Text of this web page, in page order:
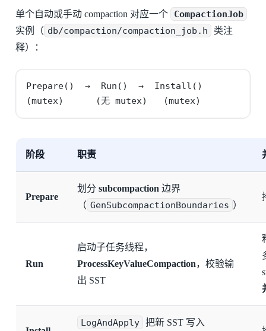
单个自动或手动 compaction 对应一个 CompactionJob
实例（ db/compaction/compaction_job.h
类注
释）：
Prepare()  →  Run()  →  Install()
(mutex)      (无 mutex)   (mutex)
阶段 职责
Prepare
划分 subcompaction 边界
（ GenSubcompactionBoundaries ）
Run
启动子任务线程，
ProcessKeyValueCompaction，校验输
出 SST
LogAndApply 把新 SST 写入